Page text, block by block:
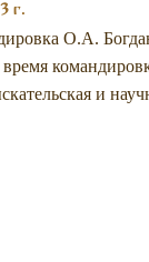
г.
О.А.
время
и